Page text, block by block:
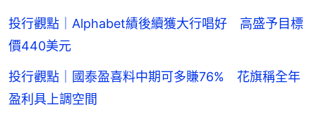
投行觀點｜Alphabet績後續獲大行唱好 高盛予目標
價440美元
投行觀點｜國泰盈喜料中期可多賺76% 花旗稱全年
盈利具上調空間